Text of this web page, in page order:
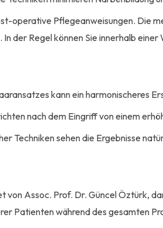
operative Pflegeanweisungen. Die
der Regel können Sie innerhalb
kann ein harmonischeres
nach dem Eingriff von einem
Techniken sehen die Ergebnisse
Assoc. Prof. Dr. Güncel Öztürk,
Patienten während des gesamten